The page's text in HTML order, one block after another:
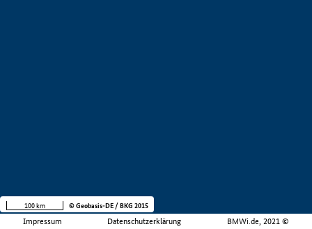
Impressum Datenschutzerklärung BMWi.de, 2021 ©
100 km © Geobasis-DE / BKG 2015